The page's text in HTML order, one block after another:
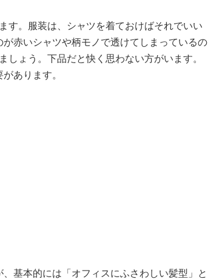
す。服装は、シャツを着ておけばそれでいい
赤いシャツや柄モノで透けてしまっているの
ょう。下品だと快く思わない方がいます。
あります。
基本的には「オフィスにふさわしい髪型」と